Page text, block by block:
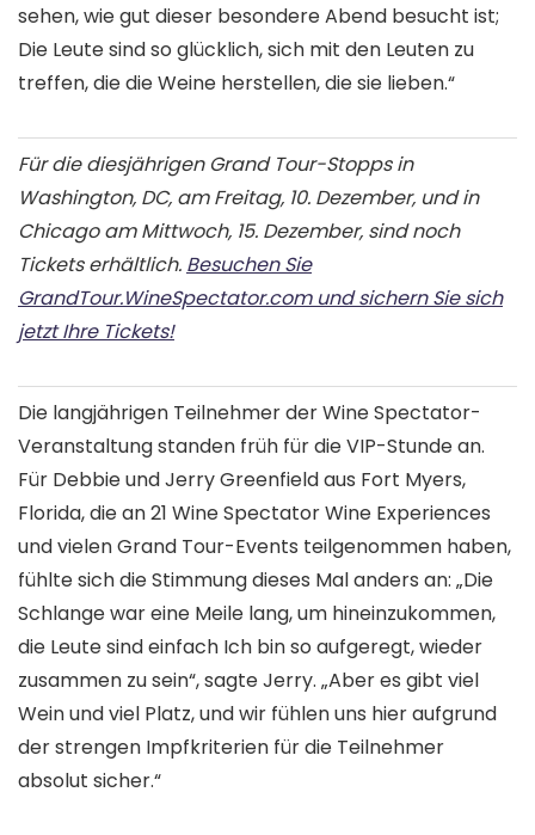
sehen, wie gut dieser besondere Abend besucht ist;
Die Leute sind so glücklich, sich mit den Leuten zu
treffen, die die Weine herstellen, die sie lieben.“
Für die diesjährigen Grand Tour-Stopps in
Washington, DC, am Freitag, 10. Dezember, und in
Chicago am Mittwoch, 15. Dezember, sind noch
Tickets erhältlich. Besuchen Sie
GrandTour.WineSpectator.com und sichern Sie sich
jetzt Ihre Tickets!
Die langjährigen Teilnehmer der Wine Spectator-
Veranstaltung standen früh für die VIP-Stunde an.
Für Debbie und Jerry Greenfield aus Fort Myers,
Florida, die an 21 Wine Spectator Wine Experiences
und vielen Grand Tour-Events teilgenommen haben,
fühlte sich die Stimmung dieses Mal anders an: „Die
Schlange war eine Meile lang, um hineinzukommen,
die Leute sind einfach Ich bin so aufgeregt, wieder
zusammen zu sein“, sagte Jerry. „Aber es gibt viel
Wein und viel Platz, und wir fühlen uns hier aufgrund
der strengen Impfkriterien für die Teilnehmer
absolut sicher.“